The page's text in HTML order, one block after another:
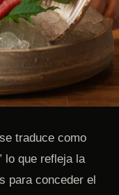
se traduce como
lo que refleja la
para conceder el